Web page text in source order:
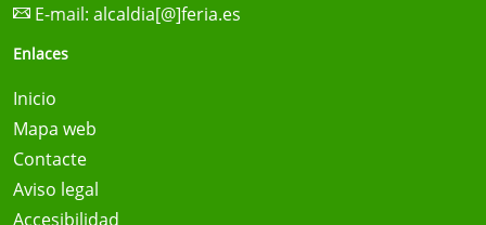
E-mail: alcaldia[@]feria.es
Enlaces
Inicio
Mapa web
Contacte
Aviso legal
Accesibilidad